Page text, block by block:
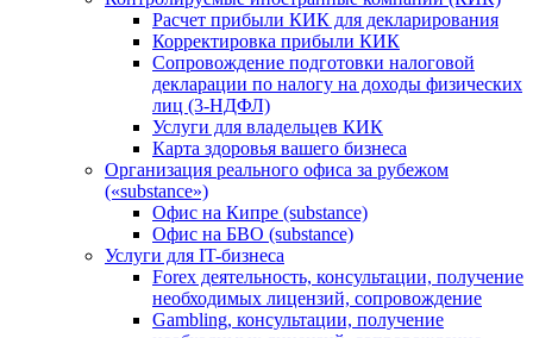
Расчет прибыли КИК для декларирования
Корректировка прибыли КИК
Сопровождение подготовки налоговой
декларации по налогу на доходы физических
лиц (3-НДФЛ)
Услуги для владельцев КИК
Карта здоровья вашего бизнеса
Организация реального офиса за рубежом
(«substance»)
Офис на Кипре (substance)
Офис на БВО (substance)
Услуги для IT-бизнеса
Forex деятельность, консультации, получение
необходимых лицензий, сопровождение
Gambling, консультации, получение